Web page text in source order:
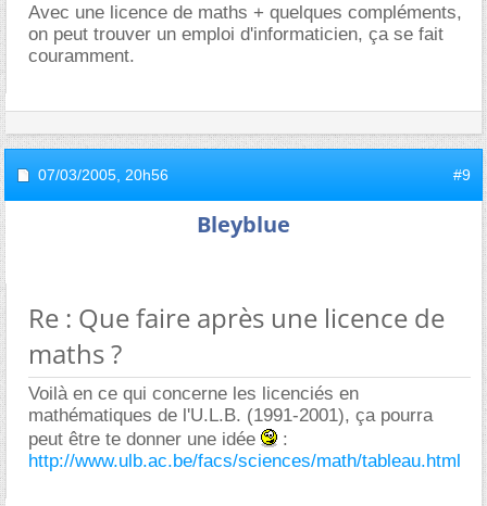
Avec une licence de maths + quelques compléments,
on peut trouver un emploi d'informaticien, ça se fait
couramment.
07/03/2005, 20h56 #9
Bleyblue
Re : Que faire après une licence de
maths ?
Voilà en ce qui concerne les licenciés en
mathématiques de l'U.L.B. (1991-2001), ça pourra
peut être te donner une idée
:
http://www.ulb.ac.be/facs/sciences/math/tableau.html